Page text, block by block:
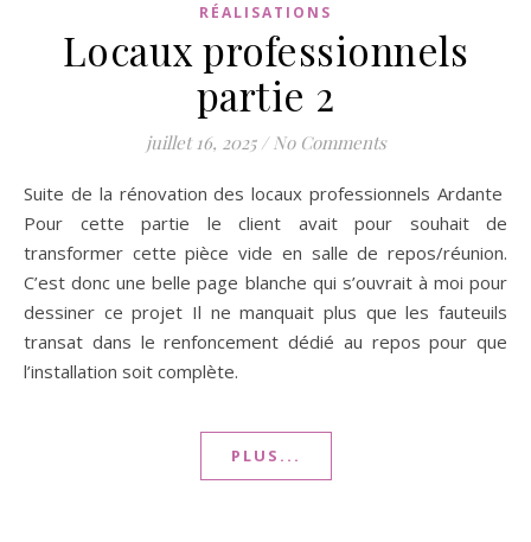
RÉALISATIONS
Locaux professionnels
partie 2
juillet 16, 2025 / No Comments
Suite de la rénovation des locaux professionnels Ardante
Pour cette partie le client avait pour souhait de
transformer cette pièce vide en salle de repos/réunion.
C’est donc une belle page blanche qui s’ouvrait à moi pour
dessiner ce projet Il ne manquait plus que les fauteuils
transat dans le renfoncement dédié au repos pour que
l’installation soit complète.
PLUS...